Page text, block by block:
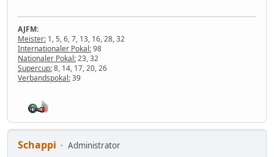
AJFM:
Meister: 1, 5, 6, 7, 13, 16, 28, 32
Internationaler Pokal:98
Nationaler Pokal:23, 32
Supercup:8, 14, 17, 20, 26
Verbandspokal:39
Schappi
Administrator